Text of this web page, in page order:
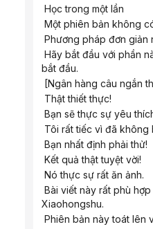
Học trong một lần
Một phiên bản không
Phương pháp đơn giản
bắt đầu.
[Ngân hàng câu ngắn
Thật thiết thực!
Bạn sẽ thực sự yêu
Tôi rất tiếc vì đã không
Bạn nhất định phải thử!
Kết quả thật tuyệt vời!
Nó thực sự rất ăn ảnh.
Xiaohongshu.
Phiên bản này toát lên